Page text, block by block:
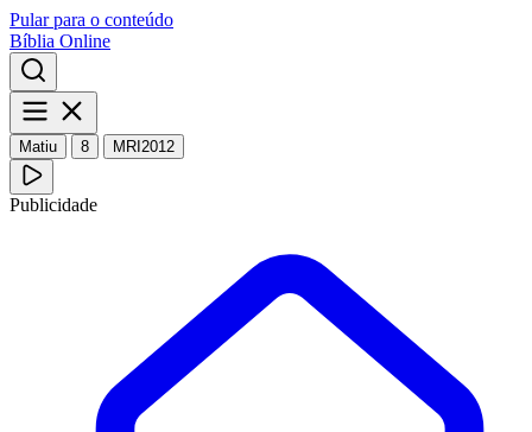
Pular para o conteúdo
Bíblia Online
Matiu 8 MRI2012
Publicidade